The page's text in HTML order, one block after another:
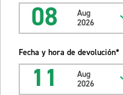
08
Aug
2026
Fecha y hora de devolución*
11
Aug
2026